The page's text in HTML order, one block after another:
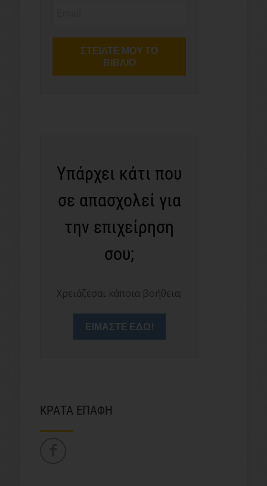
Υπάρχει κάτι που
σε απασχολεί για
την επιχείρηση
σου;
Χρειάζεσαι κάποια βοήθεια;
ΕΙΜΑΣΤΕ ΕΔΩ!
ΚΡΑΤΑ ΕΠΑΦΗ